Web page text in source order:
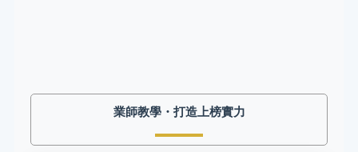
業師教學・打造上榜實力